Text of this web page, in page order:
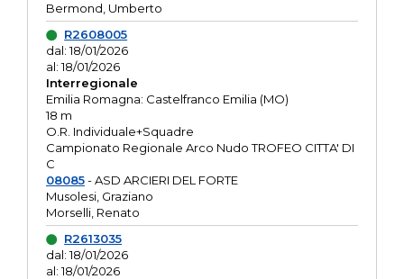
Bermond, Umberto
R2608005
dal: 18/01/2026
al: 18/01/2026
Interregionale
Emilia Romagna: Castelfranco Emilia (MO)
18 m
O.R. Individuale+Squadre
Campionato Regionale Arco Nudo TROFEO CITTA' DI
C
08085- ASD ARCIERI DEL FORTE
Musolesi, Graziano
Morselli, Renato
R2613035
dal: 18/01/2026
al: 18/01/2026